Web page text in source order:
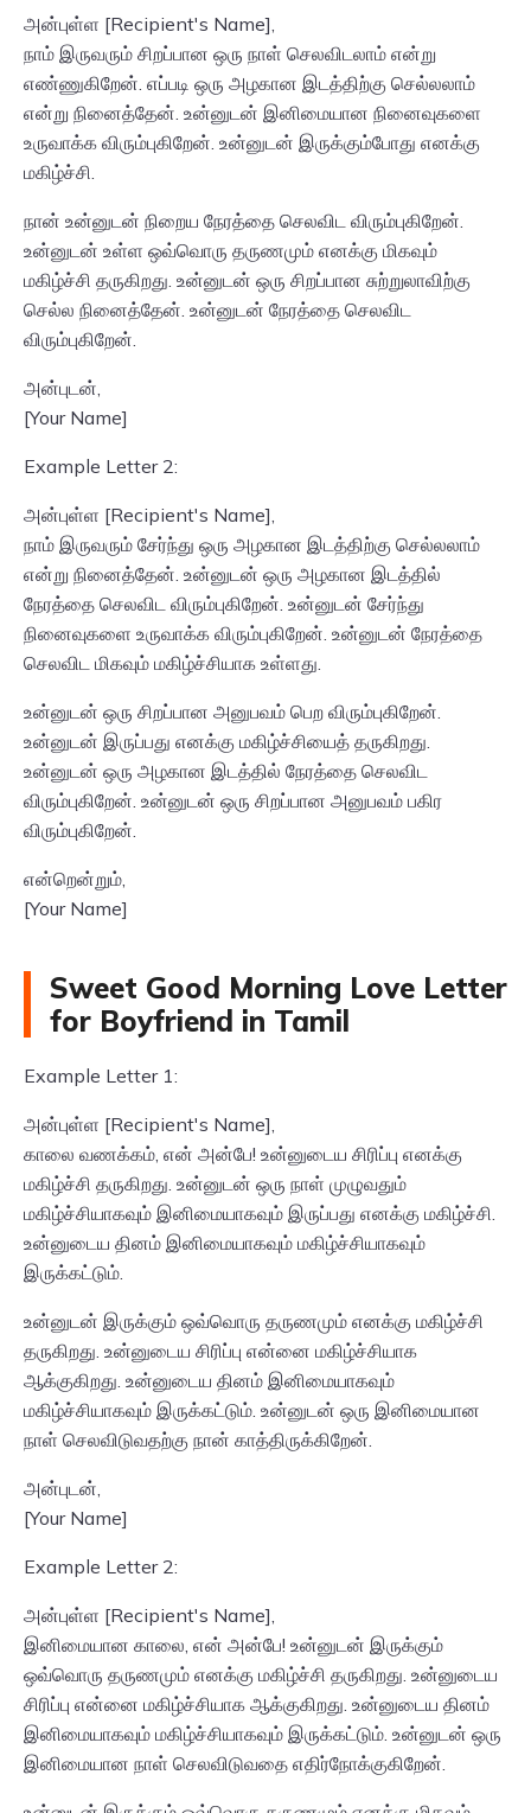
அன்புள்ள [Recipient's Name],
நாம் இருவரும் சிறப்பான ஒரு நாள் செலவிடலாம் என்று
எண்ணுகிறேன். எப்படி ஒரு அழகான இடத்திற்கு செல்லலாம்
என்று நினைத்தேன். உன்னுடன் இனிமையான நினைவுகளை
உருவாக்க விரும்புகிறேன். உன்னுடன் இருக்கும்போது எனக்கு
மகிழ்ச்சி.
நான் உன்னுடன் நிறைய நேரத்தை செலவிட விரும்புகிறேன்.
உன்னுடன் உள்ள ஒவ்வொரு தருணமும் எனக்கு மிகவும்
மகிழ்ச்சி தருகிறது. உன்னுடன் ஒரு சிறப்பான சுற்றுலாவிற்கு
செல்ல நினைத்தேன். உன்னுடன் நேரத்தை செலவிட
விரும்புகிறேன்.
அன்புடன்,
[Your Name]
Example Letter 2:
அன்புள்ள [Recipient's Name],
நாம் இருவரும் சேர்ந்து ஒரு அழகான இடத்திற்கு செல்லலாம்
என்று நினைத்தேன். உன்னுடன் ஒரு அழகான இடத்தில்
நேரத்தை செலவிட விரும்புகிறேன். உன்னுடன் சேர்ந்து
நினைவுகளை உருவாக்க விரும்புகிறேன். உன்னுடன் நேரத்தை
செலவிட மிகவும் மகிழ்ச்சியாக உள்ளது.
உன்னுடன் ஒரு சிறப்பான அனுபவம் பெற விரும்புகிறேன்.
உன்னுடன் இருப்பது எனக்கு மகிழ்ச்சியைத் தருகிறது.
உன்னுடன் ஒரு அழகான இடத்தில் நேரத்தை செலவிட
விரும்புகிறேன். உன்னுடன் ஒரு சிறப்பான அனுபவம் பகிர
விரும்புகிறேன்.
என்றென்றும்,
[Your Name]
Sweet Good Morning Love Letter
for Boyfriend in Tamil
Example Letter 1:
அன்புள்ள [Recipient's Name],
காலை வணக்கம், என் அன்பே! உன்னுடைய சிரிப்பு எனக்கு
மகிழ்ச்சி தருகிறது. உன்னுடன் ஒரு நாள் முழுவதும்
மகிழ்ச்சியாகவும் இனிமையாகவும் இருப்பது எனக்கு மகிழ்ச்சி.
உன்னுடைய தினம் இனிமையாகவும் மகிழ்ச்சியாகவும்
இருக்கட்டும்.
உன்னுடன் இருக்கும் ஒவ்வொரு தருணமும் எனக்கு மகிழ்ச்சி
தருகிறது. உன்னுடைய சிரிப்பு என்னை மகிழ்ச்சியாக
ஆக்குகிறது. உன்னுடைய தினம் இனிமையாகவும்
மகிழ்ச்சியாகவும் இருக்கட்டும். உன்னுடன் ஒரு இனிமையான
நாள் செலவிடுவதற்கு நான் காத்திருக்கிறேன்.
அன்புடன்,
[Your Name]
Example Letter 2:
அன்புள்ள [Recipient's Name],
இனிமையான காலை, என் அன்பே! உன்னுடன் இருக்கும்
ஒவ்வொரு தருணமும் எனக்கு மகிழ்ச்சி தருகிறது. உன்னுடைய
சிரிப்பு என்னை மகிழ்ச்சியாக ஆக்குகிறது. உன்னுடைய தினம்
இனிமையாகவும் மகிழ்ச்சியாகவும் இருக்கட்டும். உன்னுடன் ஒரு
இனிமையான நாள் செலவிடுவதை எதிர்நோக்குகிறேன்.